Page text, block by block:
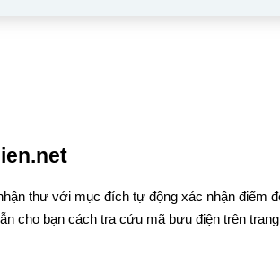
thư với mục đích tự động xác nhận điểm
cho bạn cách tra cứu mã bưu điện trên trang